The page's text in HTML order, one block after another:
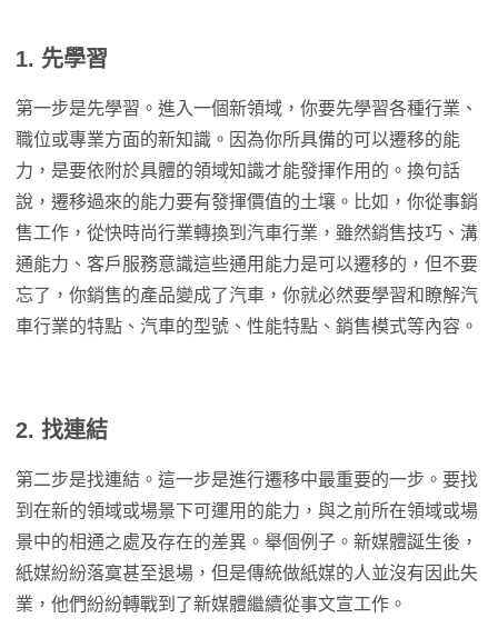
1. 先學習
第一步是先學習。進入一個新領域，你要先學習各種行業、
職位或專業方面的新知識。因為你所具備的可以遷移的能
力，是要依附於具體的領域知識才能發揮作用的。換句話
說，遷移過來的能力要有發揮價值的土壤。比如，你從事銷
售工作，從快時尚行業轉換到汽車行業，雖然銷售技巧、溝
通能力、客戶服務意識這些通用能力是可以遷移的，但不要
忘了，你銷售的產品變成了汽車，你就必然要學習和瞭解汽
車行業的特點、汽車的型號、性能特點、銷售模式等內容。
2. 找連結
第二步是找連結。這一步是進行遷移中最重要的一步。要找
到在新的領域或場景下可運用的能力，與之前所在領域或場
景中的相通之處及存在的差異。舉個例子。新媒體誕生後，
紙媒紛紛落寞甚至退場，但是傳統做紙媒的人並沒有因此失
業，他們紛紛轉戰到了新媒體繼續從事文宣工作。